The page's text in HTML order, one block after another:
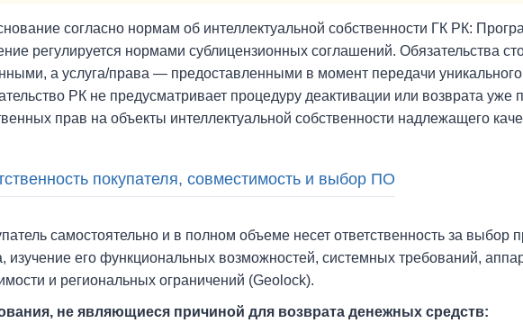
согласно нормам об интеллектуальной собственности ГК РК:
регулируется нормами сублицензионных соглашений. Обязательства
а услуга/права — предоставленными в момент передачи уникального
РК не предусматривает процедуру деактивации или возврата уже
прав на объекты интеллектуальной собственности надлежащего
покупателя, совместимость и выбор ПО
самостоятельно и в полном объеме несет ответственность за выбор
изучение его функциональных возможностей, системных требований,
и региональных ограничений (Geolock).
не являющиеся причиной для возврата денежных средств: